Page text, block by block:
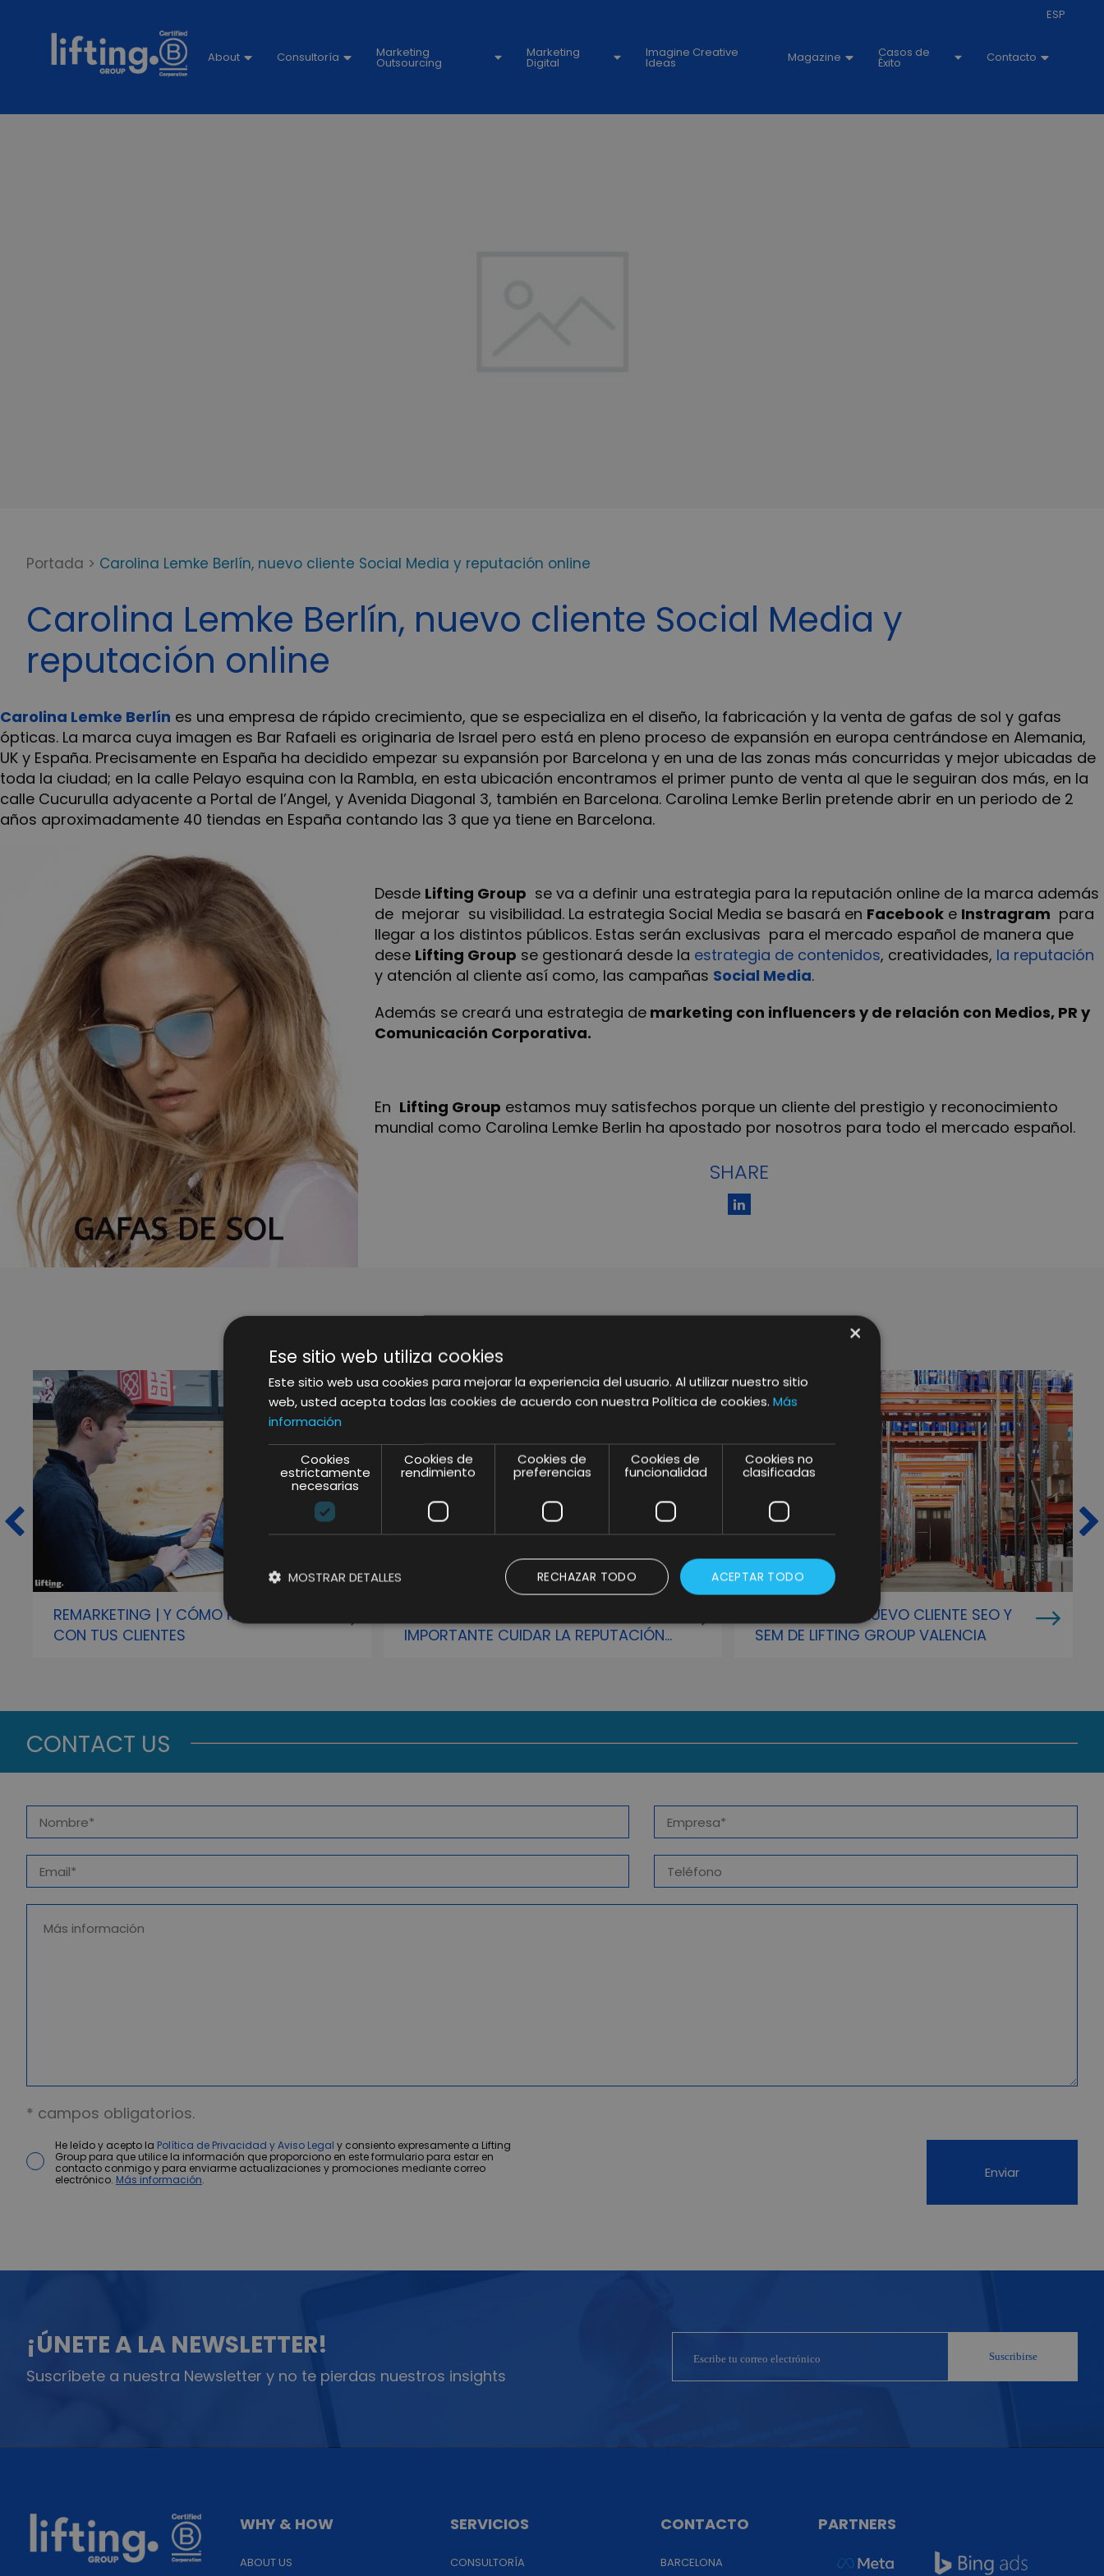
About Consultoría Marketing
Outsourcing
Marketing
Digital
Imagine Creative
Ideas Magazine Casos de
Éxito Contacto
ESP
Portada > Carolina Lemke Berlín, nuevo cliente Social Media y reputación online
Carolina Lemke Berlín, nuevo cliente Social Media y
reputación online
Carolina Lemke Berlín es una empresa de rápido crecimiento, que se especializa en el diseño, la fabricación y la venta de gafas de sol y gafas
ópticas. La marca cuya imagen es Bar Rafaeli es originaria de Israel pero está en pleno proceso de expansión en europa centrándose en Alemania,
UK y España. Precisamente en España ha decidido empezar su expansión por Barcelona y en una de las zonas más concurridas y mejor ubicadas de
toda la ciudad; en la calle Pelayo esquina con la Rambla, en esta ubicación encontramos el primer punto de venta al que le seguiran dos más, en la
calle Cucurulla adyacente a Portal de l’Angel, y Avenida Diagonal 3, también en Barcelona. Carolina Lemke Berlin pretende abrir en un periodo de 2
años aproximadamente 40 tiendas en España contando las 3 que ya tiene en Barcelona.
Desde Lifting Group se va a definir una estrategia para la reputación online de la marca además
de mejorar su visibilidad. La estrategia Social Media se basará en Facebook e Instragram para
llegar a los distintos públicos. Estas serán exclusivas para el mercado español de manera que
dese Lifting Group se gestionará desde la estrategia de contenidos, creatividades, la reputación
y atención al cliente así como, las campañas Social Media.
Además se creará una estrategia de marketing con influencers y de relación con Medios, PR y
Comunicación Corporativa.
En Lifting Group estamos muy satisfechos porque un cliente del prestigio y reconocimiento
mundial como Carolina Lemke Berlin ha apostado por nosotros para todo el mercado español.
SHARE
REMARKETING | Y CÓMO RECONECTAR
CON TUS CLIENTES
IMPORTANTE CUIDAR LA REPUTACIÓN
MHS – IBÉRICA NUEVO CLIENTE SEO Y
SEM DE LIFTING GROUP VALENCIA
CONTACT US
* campos obligatorios.
He leído y acepto la Política de Privacidad y Aviso Legal y consiento expresamente a Lifting
Group para que utilice la información que proporciono en este formulario para estar en
contacto conmigo y para enviarme actualizaciones y promociones mediante correo
electrónico. Más información.
¡ÚNETE A LA NEWSLETTER!
Suscríbete a nuestra Newsletter y no te pierdas nuestros insights
WHY & HOW
ABOUT US
SERVICIOS
CONSULTORÍA
CONTACTO
BARCELONA
PARTNERS
×
Ese sitio web utiliza cookies
Este sitio web usa cookies para mejorar la experiencia del usuario. Al utilizar nuestro sitio
web, usted acepta todas las cookies de acuerdo con nuestra Política de cookies. Más
información
Cookies
estrictamente
necesarias
Cookies de
rendimiento
Cookies de
preferencias
Cookies de
funcionalidad
Cookies no
clasificadas
ACEPTAR TODO
RECHAZAR TODO
MOSTRAR DETALLES